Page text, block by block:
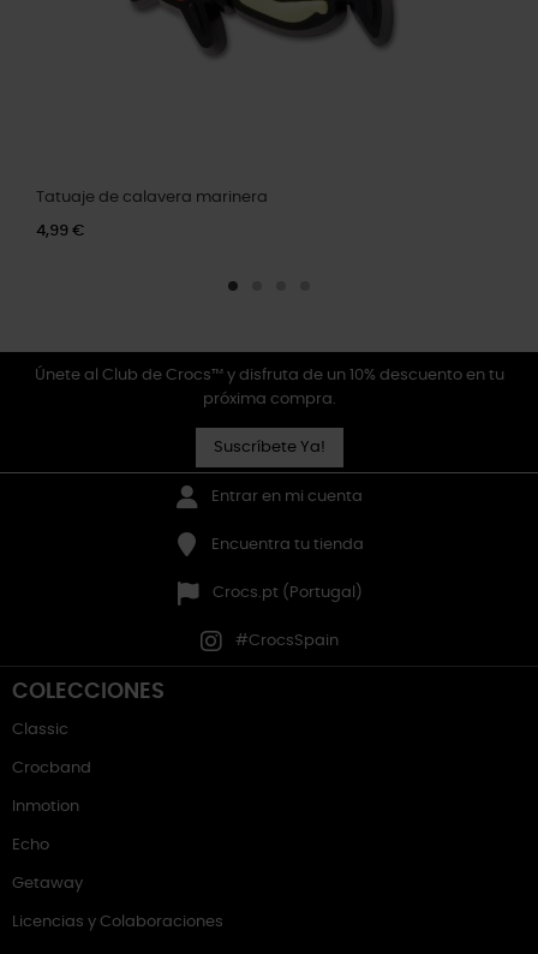
Tatuaje de calavera marinera
4,99 €
Únete al Club de Crocs™ y disfruta de un 10% descuento en tu
próxima compra.
Suscríbete Ya!
Entrar en mi cuenta
Encuentra tu tienda
Crocs.pt (Portugal)
#CrocsSpain
COLECCIONES
Classic
Crocband
Inmotion
Echo
Getaway
Licencias y Colaboraciones